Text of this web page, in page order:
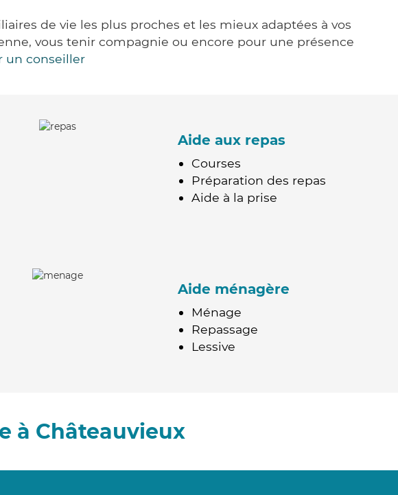
de vie les plus proches et les mieux adaptées à vos
vous tenir compagnie ou encore pour une présence
un conseiller
Aide aux repas
Courses
Préparation des repas
Aide à la prise
Aide ménagère
Ménage
Repassage
Lessive
à Châteauvieux